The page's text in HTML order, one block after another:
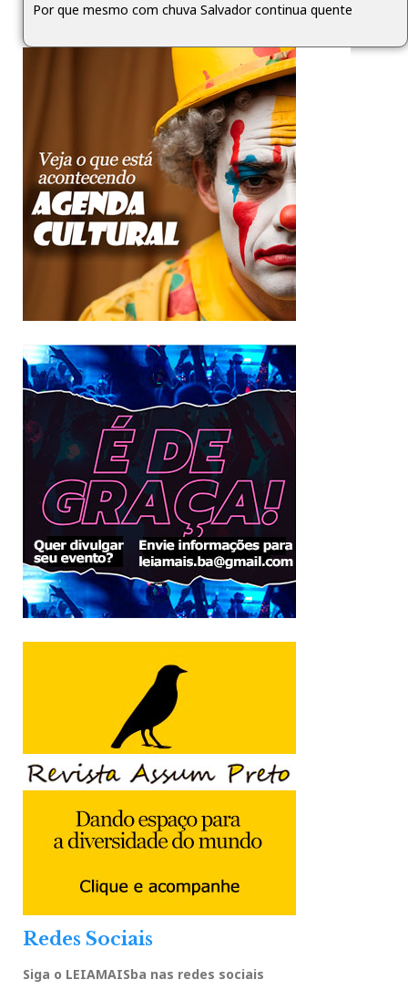
Por que mesmo com chuva Salvador continua quente
Redes Sociais
Siga o LEIAMAISba nas redes sociais